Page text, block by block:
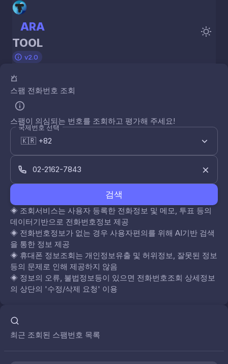
ARA
TOOL
v2.0
스팸 전화번호 조회
스팸이 의심되는 번호를 조회하고 평가해 주세요!
국제번호 선택
검색
◈ 조회서비스는 사용자 등록한 전화정보 및 메모, 투표 등의
데이터기반으로 전화번호정보 제공
◈ 전화번호정보가 없는 경우 사용자편의를 위해 AI기반 검색
을 통한 정보 제공
◈ 휴대폰 정보조회는 개인정보유출 및 허위정보, 잘못된 정보
등의 문제로 인해 제공하지 않음
◈ 정보의 오류, 불법정보등이 있으면 전화번호조회 상세정보
의 상단의 '수정/삭제 요청' 이용
최근 조회된 스팸번호 목록